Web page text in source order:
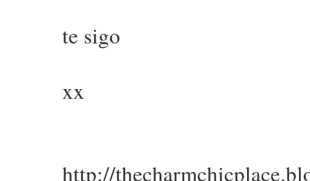
te sigo
xx
http://